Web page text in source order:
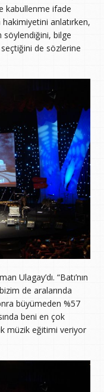
kabullenme ifade
hakimiyetini anlatırken,
bilge
de sözlerine
Ulagay’dı. “Batı’nın
de aralarında
büyümeden %57
beni en çok
müzik eğitimi veriyor